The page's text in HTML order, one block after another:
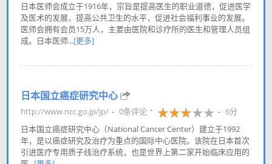
日本医师会成立于1916年，宗旨是提高医生的职业道德，促进医学
及医术的发展，提高公共卫生的水平，促进社会福利事业的发展。
医师会拥有会员15万人，主要由医院和诊疗所的医生和管理人员组
成。日本医师...[更多]
日本国立癌症研究中心
http://www.ncc.go.jp/jp/ 0条评论
6分
日本国立癌症研究中心（National Cancer Center）建立于1992
年，是以癌症研究及治疗为重点的国际中心医院。该院在日本首次
引进医疗专用质子线治疗系统，也是世界上第二家开始临床应用的